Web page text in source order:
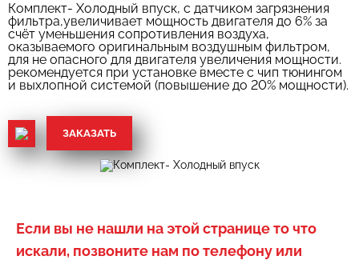
Комплект- Холодный впуск, с датчиком загрязнения
фильтра,увеличивает мощность двигателя до 6% за
счёт уменьшения сопротивления воздуха,
оказываемого оригинальным воздушным фильтром,
для не опасного для двигателя увеличения мощности.
рекомендуется при установке вместе с чип тюнингом
и выхлопной системой (повышение до 20% мощности).
ЗАКАЗАТЬ
Если вы не нашли на этой странице то что
искали, позвоните нам по телефону или